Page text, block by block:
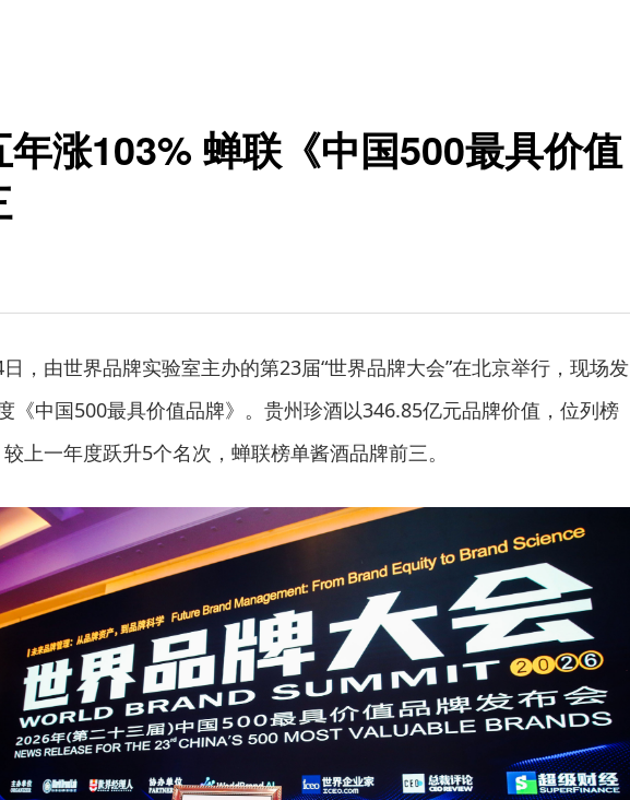
涨103% 蝉联《中国500最具价值
，由世界品牌实验室主办的第23届“世界品牌大会”在北京举行，现场发
《中国500最具价值品牌》。贵州珍酒以346.85亿元品牌价值，位列榜
上一年度跃升5个名次，蝉联榜单酱酒品牌前三。